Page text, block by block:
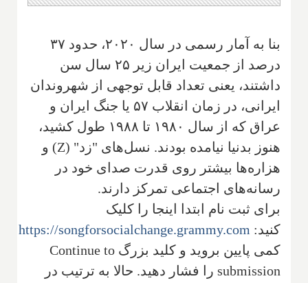
بنا به آمار رسمی در سال ۲۰۲۰، حدود ۳۷
درصد از جمعیت ایران زیر ۲۵ سال سن
داشتند، یعنی تعداد قابل توجهی از شهروندان
ایرانی، در زمان انقلاب ۵۷ یا جنگ ایران و
عراق که از سال ۱۹۸۰ تا ۱۹۸۸ طول کشید،
هنوز بدنیا نیامده بودند. نسل‌های "زد" (Z) و
هزاره‌ها بیشتر روی قدرت صدای خود در
رسانه‌های اجتماعی تمرکز دارند.
برای ثبت نام ابتدا اینجا را کلیک
کنید: https://songforsocialchange.grammy.com
کمی پایین بروید و کلید بزرگ Continue to
submission را فشار دهید. حالا به ترتیب در